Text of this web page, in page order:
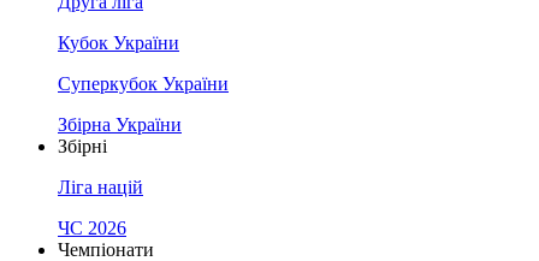
Кубок України
Суперкубок України
Збірна України
Збірні
Ліга націй
ЧС 2026
Чемпіонати